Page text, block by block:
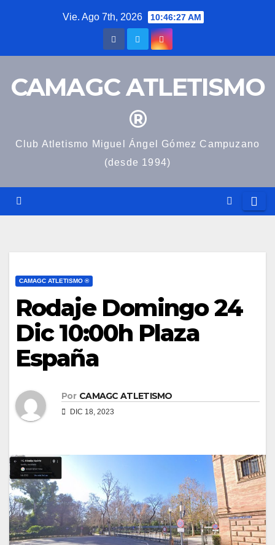
Vie. Ago 7th, 2026 10:46:28 AM
CAMAGC ATLETISMO
®
Club Atletismo Miguel Ángel Gómez Campuzano
(desde 1994)
CAMAGC ATLETISMO ®
Rodaje Domingo 24
Dic 10:00h Plaza
España
Por CAMAGC ATLETISMO
DIC 18, 2023